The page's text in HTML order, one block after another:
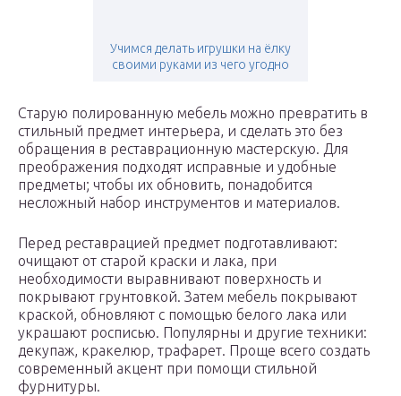
Учимся делать игрушки на ёлку
своими руками из чего угодно
Старую полированную мебель можно превратить в
стильный предмет интерьера, и сделать это без
обращения в реставрационную мастерскую. Для
преображения подходят исправные и удобные
предметы; чтобы их обновить, понадобится
несложный набор инструментов и материалов.
Перед реставрацией предмет подготавливают:
очищают от старой краски и лака, при
необходимости выравнивают поверхность и
покрывают грунтовкой. Затем мебель покрывают
краской, обновляют с помощью белого лака или
украшают росписью. Популярны и другие техники:
декупаж, кракелюр, трафарет. Проще всего создать
современный акцент при помощи стильной
фурнитуры.